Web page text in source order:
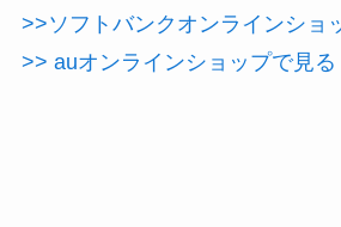
>>ソフトバンクオンラインショ
>> auオンラインショップで見る